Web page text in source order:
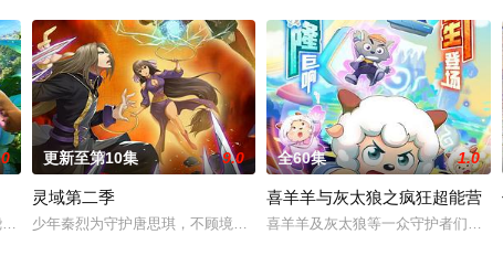
“森林”做题目，讲述熊大、熊二和光头强与金鹿角守护者——鹿族女孩协力保
更新至第10集 9.0
灵域第二季
少年秦烈为守护唐思琪，不顾境界相差悬殊和梁少扬对战，同时他体内沉
全60集 1.0
喜羊羊与灰太狼之疯狂超能营
喜羊羊及灰太狼等一众守护者们为